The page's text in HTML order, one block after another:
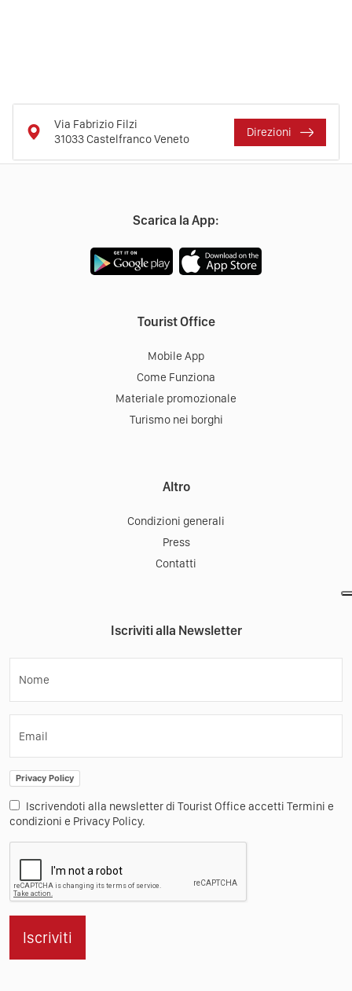
Via Fabrizio Filzi
31033Castelfranco Veneto
Direzioni
Scarica la App:
Tourist Office
Mobile App
Come Funziona
Materiale promozionale
Turismo nei borghi
Altro
Condizioni generali
Press
Contatti
Iscriviti alla Newsletter
Nome
Email
Privacy Policy
Iscrivendoti alla newsletter di Tourist Office accetti Termini e
condizioni e Privacy Policy.
Iscriviti